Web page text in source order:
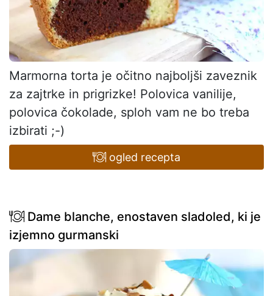
Marmorna torta je očitno najboljši zaveznik
za zajtrke in prigrizke! Polovica vanilije,
polovica čokolade, sploh vam ne bo treba
izbirati ;-)
ogled recepta
Dame blanche, enostaven sladoled, ki je
izjemno gurmanski